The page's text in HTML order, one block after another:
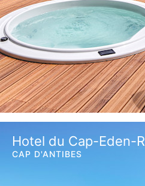
Hotel du Cap-Eden-
CAP D'ANTIBES